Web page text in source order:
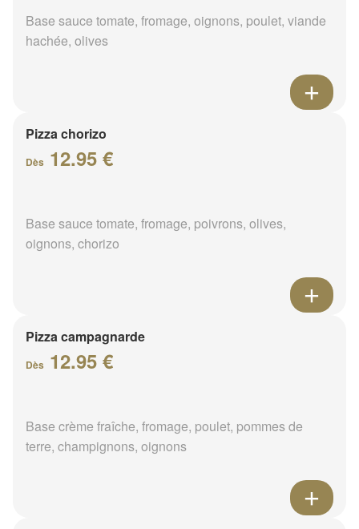
Base sauce tomate, fromage, oignons, poulet, viande
hachée, olives
Pizza chorizo
Dès 12.95 €
Base sauce tomate, fromage, poivrons, olives,
oignons, chorizo
Pizza campagnarde
Dès 12.95 €
Base crème fraîche, fromage, poulet, pommes de
terre, champignons, oignons